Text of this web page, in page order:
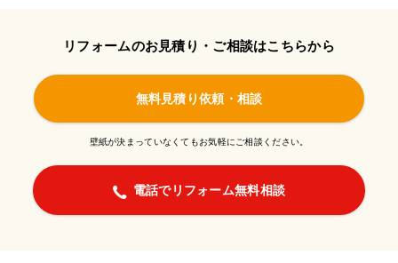
リフォームのお見積り・ご相談はこちらから
無料見積り依頼・相談
壁紙が決まっていなくてもお気軽にご相談ください。
電話でリフォーム無料相談